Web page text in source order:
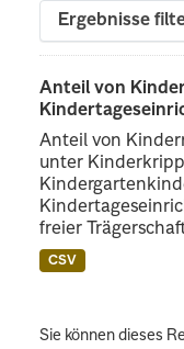
Ergebnisse
Anteil von
Anteil von
unter
freier
CSV
Sie können dieses